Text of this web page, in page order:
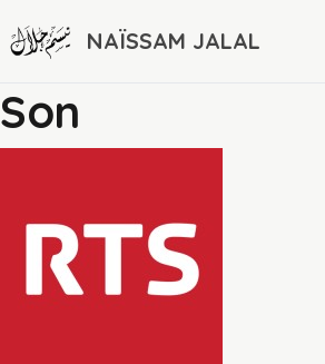
NAÏSSAM JALAL
Son